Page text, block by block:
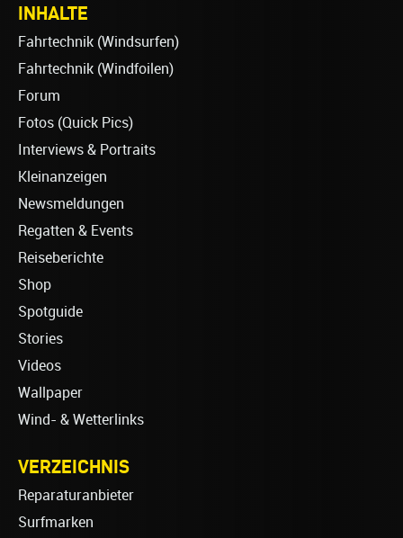
INHALTE
Fahrtechnik (Windsurfen)
Fahrtechnik (Windfoilen)
Forum
Fotos (Quick Pics)
Interviews & Portraits
Kleinanzeigen
Newsmeldungen
Regatten & Events
Reiseberichte
Shop
Spotguide
Stories
Videos
Wallpaper
Wind- & Wetterlinks
VERZEICHNIS
Reparaturanbieter
Surfmarken